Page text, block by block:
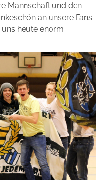
Mannschaft und den
an unsere Fans
heute enorm